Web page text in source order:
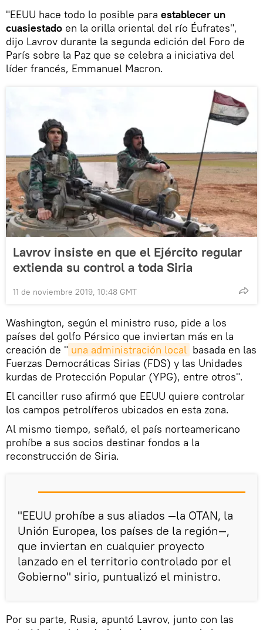
"EEUU hace todo lo posible para establecer un
cuasiestado en la orilla oriental del río Éufrates",
dijo Lavrov durante la segunda edición del Foro de
París sobre la Paz que se celebra a iniciativa del
líder francés, Emmanuel Macron.
Lavrov insiste en que el Ejército regular
extienda su control a toda Siria
11 de noviembre 2019, 10:48 GMT
Washington, según el ministro ruso, pide a los
países del golfo Pérsico que inviertan más en la
creación de " una administración local basada en las
Fuerzas Democráticas Sirias (FDS) y las Unidades
kurdas de Protección Popular (YPG), entre otros".
El canciller ruso afirmó que EEUU quiere controlar
los campos petrolíferos ubicados en esta zona.
Al mismo tiempo, señaló, el país norteamericano
prohíbe a sus socios destinar fondos a la
reconstrucción de Siria.
"EEUU prohíbe a sus aliados —la OTAN, la
Unión Europea, los países de la región—,
que inviertan en cualquier proyecto
lanzado en el territorio controlado por el
Gobierno" sirio, puntualizó el ministro.
Por su parte, Rusia, apuntó Lavrov, junto con las